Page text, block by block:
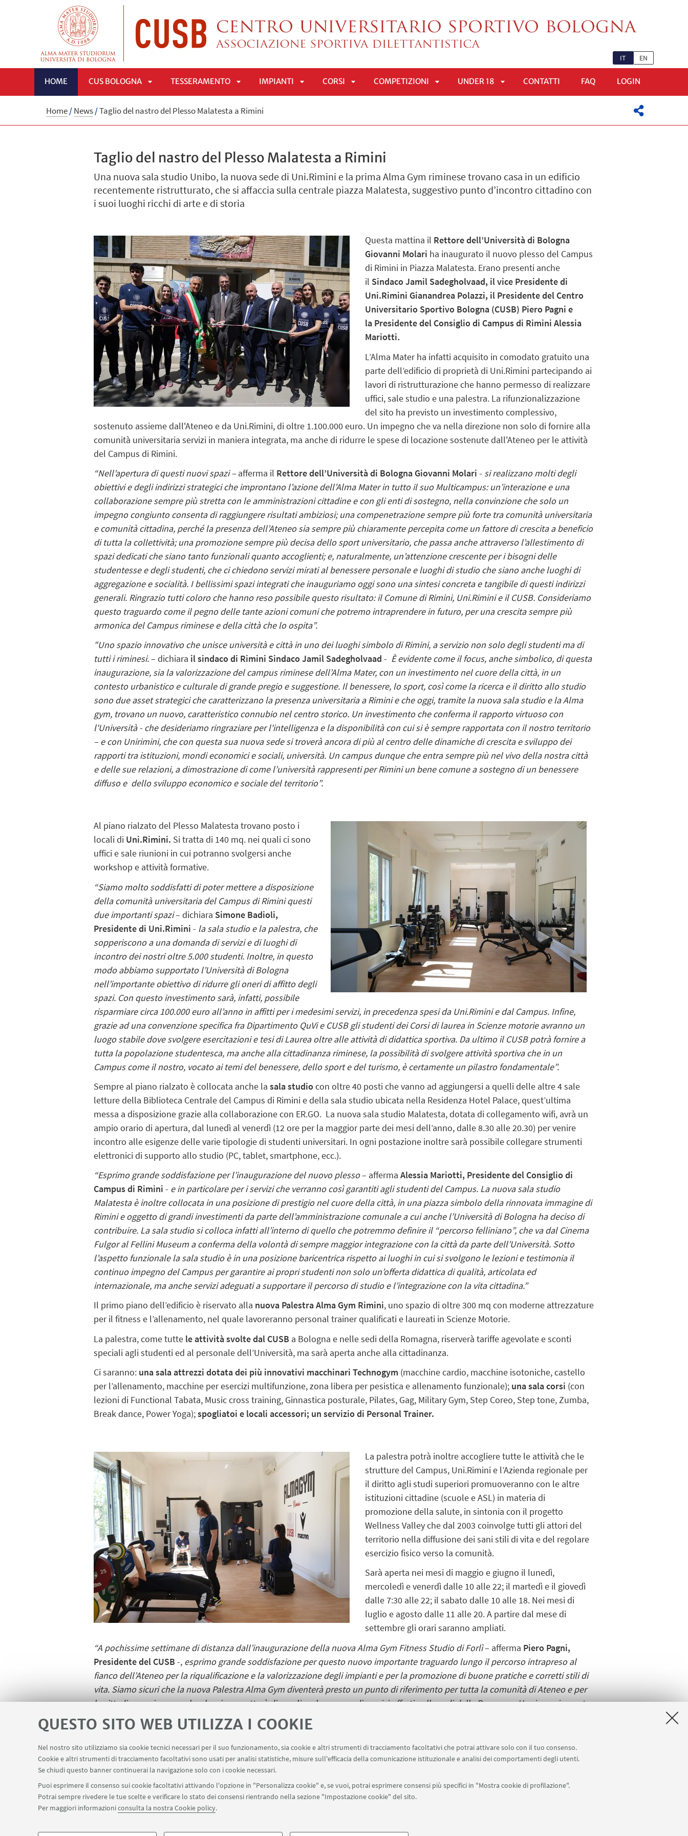
QUESTO SITO WEB UTILIZZA I COOKIE
Nel nostro sito utilizziamo sia cookie tecnici necessari per il suo funzionamento, sia cookie e altri strumenti di tracciamento facoltativi che potrai attivare solo con il tuo consenso.
Cookie e altri strumenti di tracciamento facoltativi sono usati per analisi statistiche, misure sull'efficacia della comunicazione istituzionale e analisi dei comportamenti degli utenti.
Se chiudi questo banner continuerai la navigazione solo con i cookie necessari.
Puoi esprimere il consenso sui cookie facoltativi attivando l'opzione in "Personalizza cookie" e, se vuoi, potrai esprimere consensi più specifici in "Mostra cookie di profilazione".
Potrai sempre rivedere le tue scelte e verificare lo stato dei consensi rientrando nella sezione "Impostazione cookie" del sito.
Per maggiori informazioniconsulta la nostra Cookie policy.
IT EN
HOME CUS BOLOGNA
APRI
TESSERAMENTO
APRI
IMPIANTI CORSI COMPETIZIONI UNDER 18 CONTATTI FAQ LOGIN
Home/News/Taglio del nastro del Plesso Malatesta a Rimini
Taglio del nastro del Plesso Malatesta a Rimini
Una nuova sala studio Unibo, la nuova sede di Uni.Rimini e la prima Alma Gym riminese trovano casa in un edificio
recentemente ristrutturato, che si affaccia sulla centrale piazza Malatesta, suggestivo punto d’incontro cittadino con
i suoi luoghi ricchi di arte e di storia
Questa mattina il Rettore dell’Università di Bologna
Giovanni Molari ha inaugurato il nuovo plesso del Campus
di Rimini in Piazza Malatesta. Erano presenti anche
il Sindaco Jamil Sadegholvaad, il vice Presidente di
Uni.Rimini Gianandrea Polazzi, il Presidente del Centro
Universitario Sportivo Bologna (CUSB) Piero Pagni e
la Presidente del Consiglio di Campus di Rimini Alessia
Mariotti.
L’Alma Mater ha infatti acquisito in comodato gratuito una
parte dell’edificio di proprietà di Uni.Rimini partecipando ai
lavori di ristrutturazione che hanno permesso di realizzare
uffici, sale studio e una palestra. La rifunzionalizzazione
del sito ha previsto un investimento complessivo,
sostenuto assieme dall'Ateneo e da Uni.Rimini, di oltre 1.100.000 euro. Un impegno che va nella direzione non solo di fornire alla
comunità universitaria servizi in maniera integrata, ma anche di ridurre le spese di locazione sostenute dall'Ateneo per le attività
del Campus di Rimini.
“Nell’apertura di questi nuovi spazi – afferma il Rettore dell’Università di Bologna Giovanni Molari - si realizzano molti degli
obiettivi e degli indirizzi strategici che improntano l’azione dell’Alma Mater in tutto il suo Multicampus: un’interazione e una
collaborazione sempre più stretta con le amministrazioni cittadine e con gli enti di sostegno, nella convinzione che solo un
impegno congiunto consenta di raggiungere risultati ambiziosi; una compenetrazione sempre più forte tra comunità universitaria
e comunità cittadina, perché la presenza dell’Ateneo sia sempre più chiaramente percepita come un fattore di crescita a beneficio
di tutta la collettività; una promozione sempre più decisa dello sport universitario, che passa anche attraverso l’allestimento di
spazi dedicati che siano tanto funzionali quanto accoglienti; e, naturalmente, un’attenzione crescente per i bisogni delle
studentesse e degli studenti, che ci chiedono servizi mirati al benessere personale e luoghi di studio che siano anche luoghi di
aggregazione e socialità. I bellissimi spazi integrati che inauguriamo oggi sono una sintesi concreta e tangibile di questi indirizzi
generali. Ringrazio tutti coloro che hanno reso possibile questo risultato: il Comune di Rimini, Uni.Rimini e il CUSB. Consideriamo
questo traguardo come il pegno delle tante azioni comuni che potremo intraprendere in futuro, per una crescita sempre più
armonica del Campus riminese e della città che lo ospita”.
"Uno spazio innovativo che unisce università e città in uno dei luoghi simbolo di Rimini, a servizio non solo degli studenti ma di
tutti i riminesi.– dichiara il sindaco di Rimini Sindaco Jamil Sadegholvaad- È evidente come il focus, anche simbolico, di questa
inaugurazione, sia la valorizzazione del campus riminese dell’Alma Mater, con un investimento nel cuore della città, in un
contesto urbanistico e culturale di grande pregio e suggestione. Il benessere, lo sport, così come la ricerca e il diritto allo studio
sono due asset strategici che caratterizzano la presenza universitaria a Rimini e che oggi, tramite la nuova sala studio e la Alma
gym, trovano un nuovo, caratteristico connubio nel centro storico. Un investimento che conferma il rapporto virtuoso con
l'Università - che desideriamo ringraziare per l'intelligenza e la disponibilità con cui si è sempre rapportata con il nostro territorio
– e con Unirimini, che con questa sua nuova sede si troverà ancora di più al centro delle dinamiche di crescita e sviluppo dei
rapporti tra istituzioni, mondi economici e sociali, università. Un campus dunque che entra sempre più nel vivo della nostra città
e delle sue relazioni, a dimostrazione di come l’università rappresenti per Rimini un bene comune a sostegno di un benessere
diffuso e dello sviluppo economico e sociale del territorio”.
Al piano rialzato del Plesso Malatesta trovano posto i
localidi Uni.Rimini. Si tratta di 140 mq. nei quali ci sono
uffici e sale riunioni in cui potranno svolgersi anche
workshop e attività formative.
“Siamo molto soddisfatti di poter mettere a disposizione
della comunità universitaria del Campus di Rimini questi
due importanti spazi– dichiara Simone Badioli,
Presidente di Uni.Rimini- la sala studio e la palestra, che
sopperiscono a una domanda di servizi e di luoghi di
incontro dei nostri oltre 5.000 studenti. Inoltre, in questo
modo abbiamo supportato l’Università di Bologna
nell’importante obiettivo di ridurre gli oneri di affitto degli
spazi. Con questo investimento sarà, infatti, possibile
risparmiare circa 100.000 euro all’anno in affitti per i medesimi servizi, in precedenza spesi da Uni.Rimini e dal Campus. Infine,
grazie ad una convenzione specifica fra Dipartimento QuVi e CUSB gli studenti dei Corsi di laurea in Scienze motorie avranno un
luogo stabile dove svolgere esercitazioni e tesi di Laurea oltre alle attività di didattica sportiva. Da ultimo il CUSB potrà fornire a
tutta la popolazione studentesca, ma anche alla cittadinanza riminese, la possibilità di svolgere attività sportiva che in un
Campus come il nostro, vocato ai temi del benessere, dello sport e del turismo, è certamente un pilastro fondamentale”.
Sempre al piano rialzato è collocata anche lasala studiocon oltre 40 posti che vanno ad aggiungersi a quelli delle altre 4 sale
letture della Biblioteca Centrale del Campus di Rimini e della sala studio ubicata nella Residenza Hotel Palace, quest’ultima
messa a disposizione grazie alla collaborazione con ER.GO. La nuova sala studio Malatesta, dotata di collegamento wifi, avrà un
ampio orario di apertura, dal lunedì al venerdì (12 ore per la maggior parte dei mesi dell’anno, dalle 8.30 alle 20.30) per venire
incontro alle esigenze delle varie tipologie di studenti universitari. In ogni postazione inoltre sarà possibile collegare strumenti
elettronici di supporto allo studio (PC, tablet, smartphone, ecc.).
“Esprimo grande soddisfazione per l’inaugurazione del nuovo plesso– affermaAlessia Mariotti, Presidente del Consiglio di
Campus di Rimini - e in particolare per i servizi che verranno così garantiti agli studenti del Campus. La nuova sala studio
Malatesta è inoltre collocata in una posizione di prestigio nel cuore della città, in una piazza simbolo della rinnovata immagine di
Rimini e oggetto di grandi investimenti da parte dell’amministrazione comunale a cui anche l’Università di Bologna ha deciso di
contribuire. La sala studio si colloca infatti all’interno di quello che potremmo definire il “percorso felliniano”, che va dal Cinema
Fulgor al Fellini Museum a conferma della volontà di sempre maggior integrazione con la città da parte dell’Università. Sotto
l’aspetto funzionale la sala studio è in una posizione baricentrica rispetto ai luoghi in cui si svolgono le lezioni e testimonia il
continuo impegno del Campus per garantire ai propri studenti non solo un’offerta didattica di qualità, articolata ed
internazionale, ma anche servizi adeguati a supportare il percorso di studio e l’integrazione con la vita cittadina.”
Il primo piano dell’edificio è riservato alla nuova Palestra Alma Gym Rimini, uno spazio di oltre 300 mq con moderne attrezzature
per il fitness e l’allenamento, nel quale lavoreranno personal trainer qualificati e laureati in Scienze Motorie.
La palestra, come tutte le attività svolte dal CUSB a Bologna e nelle sedi della Romagna, riserverà tariffe agevolate e sconti
speciali agli studenti ed al personale dell’Università, ma sarà aperta anche alla cittadinanza.
Ci saranno: una sala attrezzi dotata dei più innovativi macchinari Technogym (macchine cardio, macchine isotoniche, castello
per l’allenamento, macchine per esercizi multifunzione, zona libera per pesistica e allenamento funzionale); una sala corsi (con
lezioni di Functional Tabata, Music cross training, Ginnastica posturale, Pilates, Gag, Military Gym, Step Coreo, Step tone, Zumba,
Break dance, Power Yoga);spogliatoi e locali accessori; un servizio di Personal Trainer.
La palestra potrà inoltre accogliere tutte le attività che le
strutture del Campus, Uni.Rimini e l’Azienda regionale per
il diritto agli studi superiori promuoveranno con le altre
istituzioni cittadine (scuole e ASL) in materia di
promozione della salute, in sintonia con il progetto
Wellness Valley che dal 2003 coinvolge tutti gli attori del
territorio nella diffusione dei sani stili di vita e del regolare
esercizio fisico verso la comunità.
Sarà aperta nei mesi di maggio e giugno il lunedì,
mercoledì e venerdì dalle 10 alle 22; il martedì e il giovedì
dalle 7:30 alle 22; il sabato dalle 10 alle 18. Nei mesi di
luglio e agosto dalle 11 alle 20. A partire dal mese di
settembre gli orari saranno ampliati.
“A pochissime settimane di distanza dall’inaugurazione della nuova Alma Gym Fitness Studio di Forlì– afferma Piero Pagni,
Presidente del CUSB-, esprimo grande soddisfazione per questo nuovo importante traguardo lungo il percorso intrapreso al
fianco dell’Ateneo per la riqualificazione e la valorizzazione degli impianti e per la promozione di buone pratiche e corretti stili di
vita. Siamo sicuri che la nuova Palestra Alma Gym diventerà presto un punto di riferimento per tutta la comunità di Ateneo e per
la cittadinanza in generale, che ci permetterà di ampliare la gamma di servizi offerti nelle sedi della Romagna. Un ringraziamento
speciale va poi anche alle realtà che da sempre sono al fianco dell’Università di Bologna e del CUSB in queste iniziative, ovvero
Macron, Technogym e Matteiplast”.